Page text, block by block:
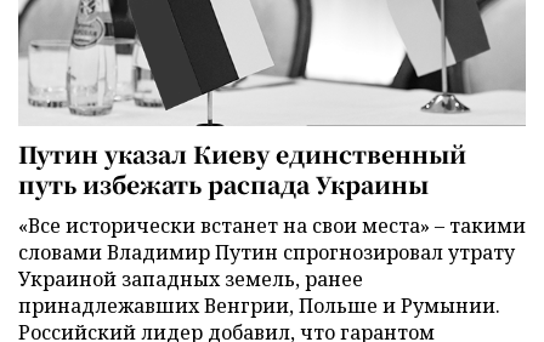
Путин указал Киеву единственный
путь избежать распада Украины
«Все исторически встанет на свои места» – такими
словами Владимир Путин спрогнозировал утрату
Украиной западных земель, ранее
принадлежавших Венгрии, Польше и Румынии.
Российский лидер добавил, что гарантом